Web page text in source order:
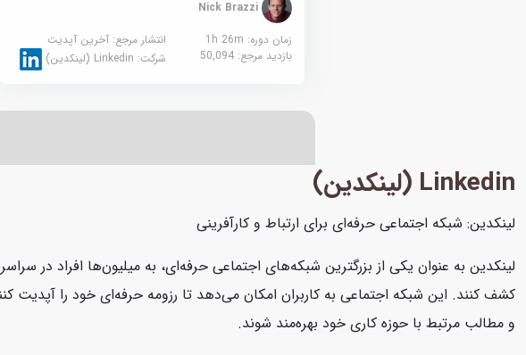
زمان دوره: 1h 26m
انتشار مرجع: آخرین آپدیت
بازدید مرجع: 50,094 شرکت: Linkedin (لینکدین)
Linkedin (لینکدین)
لینکدین: شبکه اجتماعی حرفه‌ای برای ارتباط و کارآفرینی
لینکدین به عنوان یکی از بزرگترین شبکه‌های اجتماعی حرفه‌ای، به میلیون‌ها افراد در
کشف کنند. این شبکه اجتماعی به کاربران امکان می‌دهد تا رزومه حرفه‌ای خود را آپدیت
و مطالب مرتبط با حوزه کاری خود بهره‌مند شوند.